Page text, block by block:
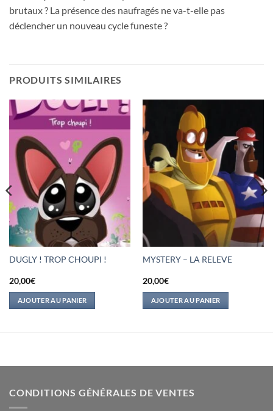
brutaux ? La présence des naufragés ne va-t-elle pas
déclencher un nouveau cycle funeste ?
PRODUITS SIMILAIRES
DUGLY ! TROP CHOUPI !
20,00€
AJOUTER AU PANIER
MYSTERY – LA RELEVE
20,00€
AJOUTER AU PANIER
CONDITIONS GÉNÉRALES DE VENTES